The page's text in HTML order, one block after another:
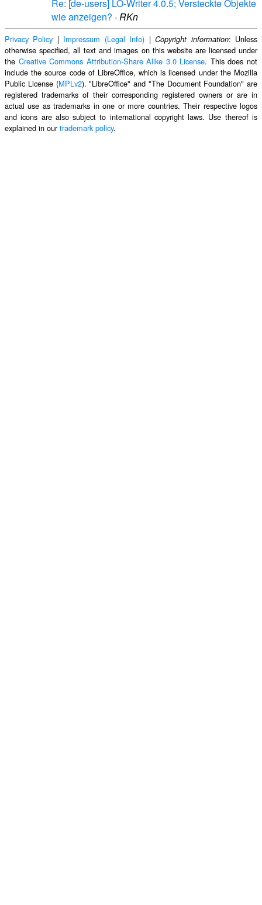
Re: [de-users] LO-Writer 4.0.5; Versteckte Objekte
wie anzeigen? · RKn
Privacy Policy | Impressum (Legal Info) |Copyright information: Unless
otherwise specified, all text and images on this website are licensed under
the Creative Commons Attribution-Share Alike 3.0 License. This does not
include the source code of LibreOffice, which is licensed under the Mozilla
Public License (MPLv2). "LibreOffice" and "The Document Foundation" are
registered trademarks of their corresponding registered owners or are in
actual use as trademarks in one or more countries. Their respective logos
and icons are also subject to international copyright laws. Use thereof is
explained in ourtrademark policy.